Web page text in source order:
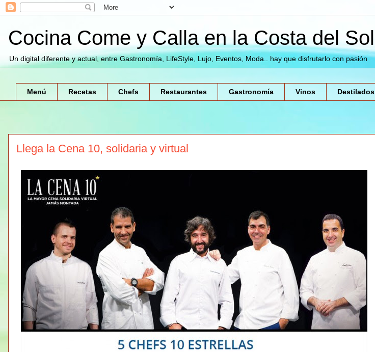
Cocina Come y Calla en la Costa del Sol
Un digital diferente y actual, entre Gastronomía, LifeStyle, Lujo, Eventos, Moda.. hay que disfrutarlo con pasión
Menú Recetas Chefs Restaurantes Gastronomía Vinos Destilados
Llega la Cena 10, solidaria y virtual